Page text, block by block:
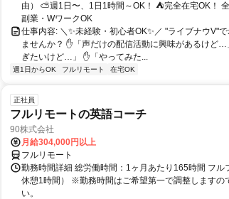
由） ⛅週1日〜、1日1時間～OK！ ⛺完全在宅OK！
副業・WワークOK
仕事内容: ＼✨未経験・初心者OK✨／ "ライブナウV"
ませんか？ ✋「声だけの配信活動に興味があるけど
ぎたいけど…」 ✋「やってみた...
週1日からOK フルリモート 在宅OK
正社員
フルリモートの英語コーチ
90株式会社
月給304,000円以上
フルリモート
勤務時間詳細 総労働時間：1ヶ月あたり165時間 フル
休憩1時間） ※勤務時間はご希望第一で調整しますの
い。